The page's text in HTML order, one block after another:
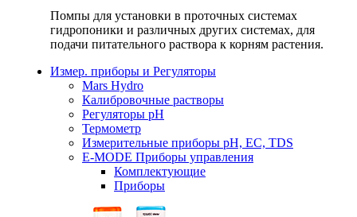
Помпы для установки в проточных системах
гидропоники и различных других системах, для
подачи питательного раствора к корням растения.
Измер. приборы и Регуляторы
Mars Hydro
Калибровочные растворы
Регуляторы рН
Термометр
Измерительные приборы pH, EC, TDS
E-MODE Приборы управления
Комплектующие
Приборы